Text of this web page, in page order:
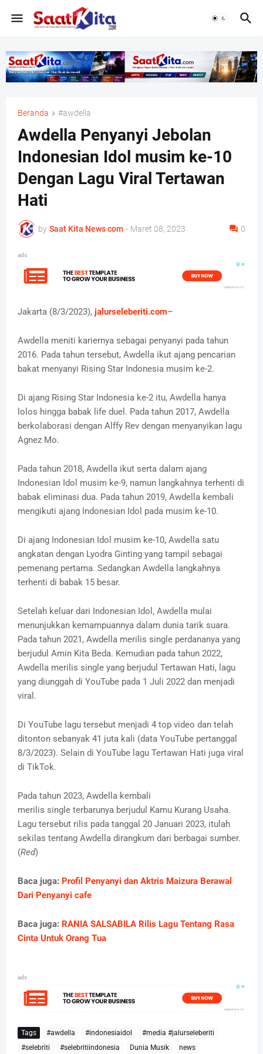
Beranda #awdella
Awdella Penyanyi Jebolan
Indonesian Idol musim ke-10
Dengan Lagu Viral Tertawan
Hati
by Saat Kita News com - Maret 08, 2023 0
ads
Jakarta (8/3/2023), jalurseleberiti.com–
Awdella meniti kariernya sebagai penyanyi pada tahun
2016. Pada tahun tersebut, Awdella ikut ajang pencarian
bakat menyanyi Rising Star Indonesia musim ke-2.
Di ajang Rising Star Indonesia ke-2 itu, Awdella hanya
lolos hingga babak life duel. Pada tahun 2017, Awdella
berkolaborasi dengan Alffy Rev dengan menyanyikan lagu
Agnez Mo.
Pada tahun 2018, Awdella ikut serta dalam ajang
Indonesian Idol musim ke-9, namun langkahnya terhenti di
babak eliminasi dua. Pada tahun 2019, Awdella kembali
mengikuti ajang Indonesian Idol pada musim ke-10.
Di ajang Indonesian Idol musim ke-10, Awdella satu
angkatan dengan Lyodra Ginting yang tampil sebagai
pemenang pertama. Sedangkan Awdella langkahnya
terhenti di babak 15 besar.
Setelah keluar dari Indonesian Idol, Awdella mulai
menunjukkan kemampuannya dalam dunia tarik suara.
Pada tahun 2021, Awdella merilis single perdananya yang
berjudul Amin Kita Beda. Kemudian pada tahun 2022,
Awdella merilis single yang berjudul Tertawan Hati, lagu
yang diunggah di YouTube pada 1 Juli 2022 dan menjadi
viral.
Di YouTube lagu tersebut menjadi 4 top video dan telah
ditonton sebanyak 41 juta kali (data YouTube pertanggal
8/3/2023). Selain di YouTube lagu Tertawan Hati juga viral
di TikTok.
Pada tahun 2023, Awdella kembali
merilis single terbarunya berjudul Kamu Kurang Usaha.
Lagu tersebut rilis pada tanggal 20 Januari 2023, itulah
sekilas tentang Awdella dirangkum dari berbagai sumber.
(Red)
Baca juga: Profil Penyanyi dan Aktris Maizura Berawal
Dari Penyanyi cafe
Baca juga: RANIA SALSABILA Rilis Lagu Tentang Rasa
Cinta Untuk Orang Tua
ads
Tags #awdella #indonesiaidol
#media #jalurseleberiti
#selebriti
#selebritiindonesia Dunia Musik news